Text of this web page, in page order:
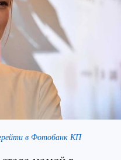
в Фотобанк КП